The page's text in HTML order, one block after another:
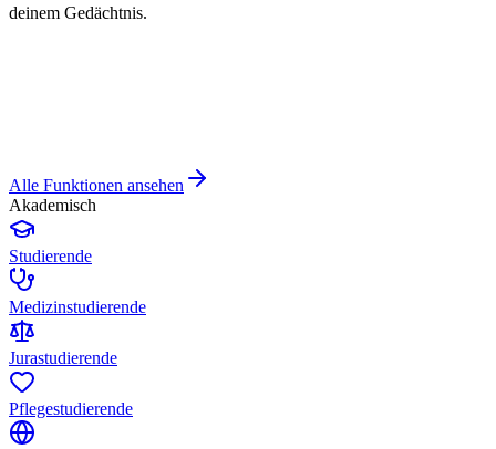
deinem Gedächtnis.
Alle Funktionen ansehen
Akademisch
Studierende
Medizinstudierende
Jurastudierende
Pflegestudierende